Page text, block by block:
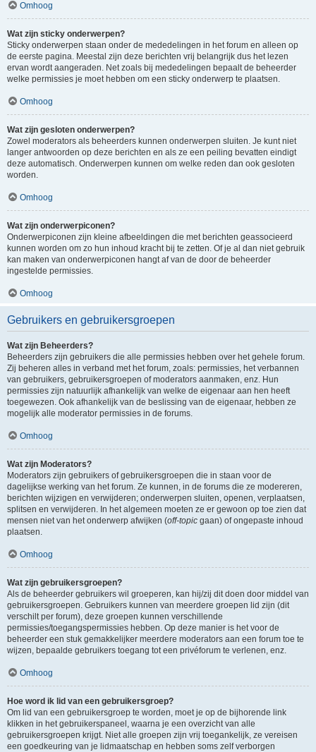
Omhoog
Wat zijn sticky onderwerpen?
Sticky onderwerpen staan onder de mededelingen in het forum en alleen op
de eerste pagina. Meestal zijn deze berichten vrij belangrijk dus het lezen
ervan wordt aangeraden. Net zoals bij mededelingen bepaalt de beheerder
welke permissies je moet hebben om een sticky onderwerp te plaatsen.
Omhoog
Wat zijn gesloten onderwerpen?
Zowel moderators als beheerders kunnen onderwerpen sluiten. Je kunt niet
langer antwoorden op deze berichten en als ze een peiling bevatten eindigt
deze automatisch. Onderwerpen kunnen om welke reden dan ook gesloten
worden.
Omhoog
Wat zijn onderwerpiconen?
Onderwerpiconen zijn kleine afbeeldingen die met berichten geassocieerd
kunnen worden om zo hun inhoud kracht bij te zetten. Of je al dan niet gebruik
kan maken van onderwerpiconen hangt af van de door de beheerder
ingestelde permissies.
Omhoog
Gebruikers en gebruikersgroepen
Wat zijn Beheerders?
Beheerders zijn gebruikers die alle permissies hebben over het gehele forum.
Zij beheren alles in verband met het forum, zoals: permissies, het verbannen
van gebruikers, gebruikersgroepen of moderators aanmaken, enz. Hun
permissies zijn natuurlijk afhankelijk van welke de eigenaar aan hen heeft
toegewezen. Ook afhankelijk van de beslissing van de eigenaar, hebben ze
mogelijk alle moderator permissies in de forums.
Omhoog
Wat zijn Moderators?
Moderators zijn gebruikers of gebruikersgroepen die in staan voor de
dagelijkse werking van het forum. Ze kunnen, in de forums die ze modereren,
berichten wijzigen en verwijderen; onderwerpen sluiten, openen, verplaatsen,
splitsen en verwijderen. In het algemeen moeten ze er gewoon op toe zien dat
mensen niet van het onderwerp afwijken (off-topic gaan) of ongepaste inhoud
plaatsen.
Omhoog
Wat zijn gebruikersgroepen?
Als de beheerder gebruikers wil groeperen, kan hij/zij dit doen door middel van
gebruikersgroepen. Gebruikers kunnen van meerdere groepen lid zijn (dit
verschilt per forum), deze groepen kunnen verschillende
permissies/toegangspermissies hebben. Op deze manier is het voor de
beheerder een stuk gemakkelijker meerdere moderators aan een forum toe te
wijzen, bepaalde gebruikers toegang tot een privéforum te verlenen, enz.
Omhoog
Hoe word ik lid van een gebruikersgroep?
Om lid van een gebruikersgroep te worden, moet je op de bijhorende link
klikken in het gebruikerspaneel, waarna je een overzicht van alle
gebruikersgroepen krijgt. Niet alle groepen zijn vrij toegankelijk, ze vereisen
een goedkeuring van je lidmaatschap en hebben soms zelf verborgen